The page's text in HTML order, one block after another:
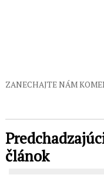
ZANECHAJTE NÁM
článok